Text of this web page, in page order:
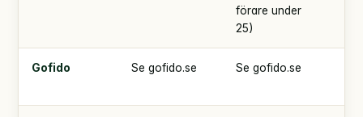
förare under
25)
Gofido Se gofido.se Se gofido.se